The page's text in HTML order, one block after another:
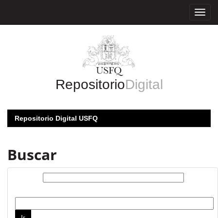
RepositorioDigital
Repositorio Digital USFQ
Buscar